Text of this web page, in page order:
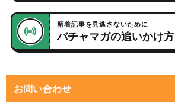
新着記事を見逃さないために
バチャマガの追いかけ方
お問い合わせ